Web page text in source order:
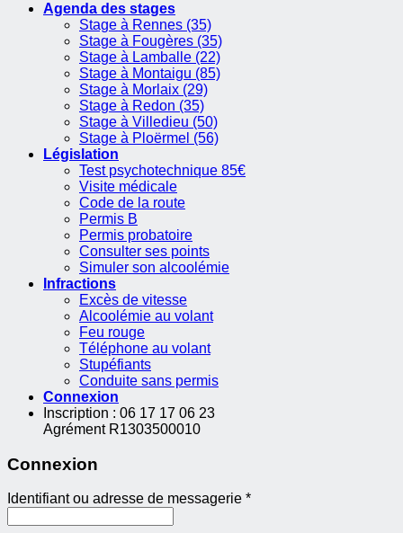
Agenda des stages
Stage à Rennes (35)
Stage à Fougères (35)
Stage à Lamballe (22)
Stage à Montaigu (85)
Stage à Morlaix (29)
Stage à Redon (35)
Stage à Villedieu (50)
Stage à Ploërmel (56)
Législation
Test psychotechnique 85€
Visite médicale
Code de la route
Permis B
Permis probatoire
Consulter ses points
Simuler son alcoolémie
Infractions
Excès de vitesse
Alcoolémie au volant
Feu rouge
Téléphone au volant
Stupéfiants
Conduite sans permis
Connexion
Inscription : 06 17 17 06 23
Agrément R1303500010
Connexion
Identifiant ou adresse de messagerie *